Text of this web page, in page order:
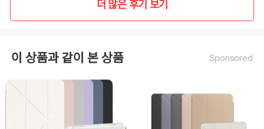
더 많은 후기 보기
이 상품과 같이 본 상품 Sponsored